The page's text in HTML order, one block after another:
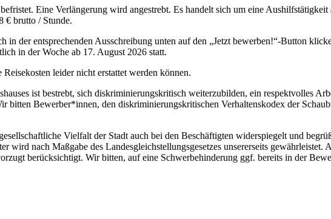
Eine Verlängerung wird angestrebt. Es handelt sich um eine
€ brutto / Stunde.
in der entsprechenden Ausschreibung unten auf den „Jetzt bewerben!“-Button
in der Woche ab 17. August 2026 statt.
leider nicht erstattet werden können.
ist bestrebt, sich diskriminierungskritisch weiterzubilden, ein respektvolles
Bewerber*innen, den diskriminierungskritischen Verhaltenskodex der
Vielfalt der Stadt auch bei den Beschäftigten widerspiegelt und
nach Maßgabe des Landesgleichstellungsgesetzes unsererseits gewährleistet.
berücksichtigt. Wir bitten, auf eine Schwerbehinderung ggf. bereits in der